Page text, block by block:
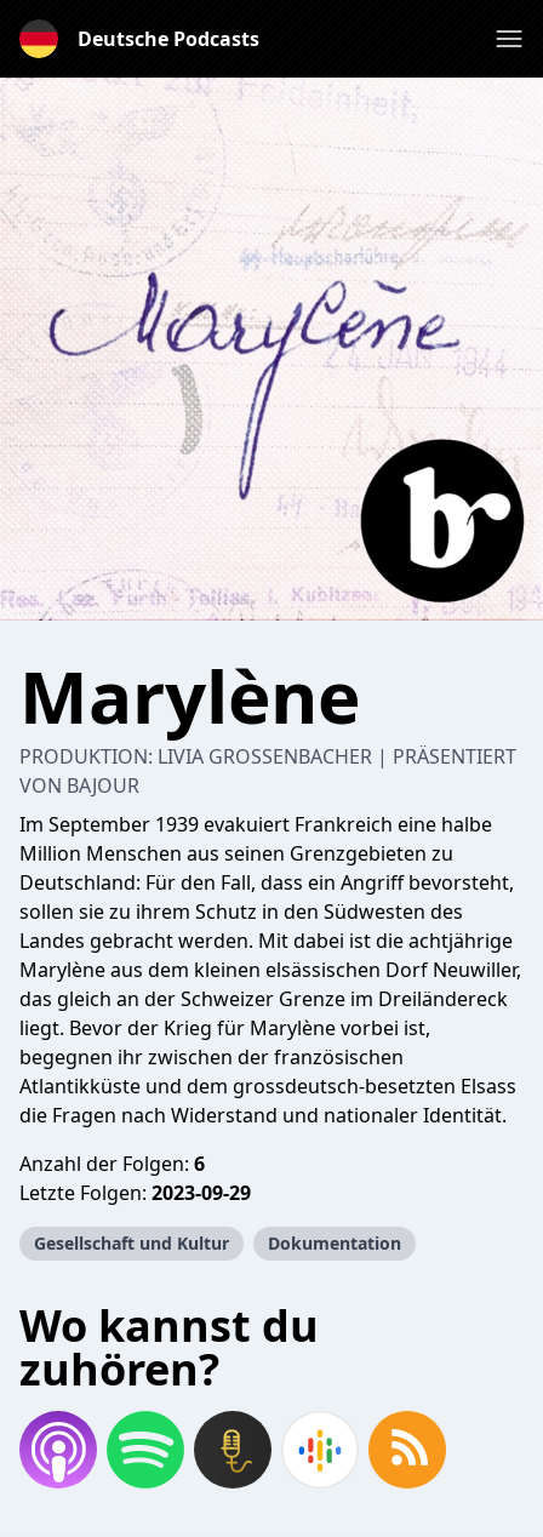
Deutsche Podcasts
Marylène
PRODUKTION: LIVIA GROSSENBACHER | PRÄSENTIERT
VON BAJOUR
Im September 1939 evakuiert Frankreich eine halbe
Million Menschen aus seinen Grenzgebieten zu
Deutschland: Für den Fall, dass ein Angriff bevorsteht,
sollen sie zu ihrem Schutz in den Südwesten des
Landes gebracht werden. Mit dabei ist die achtjährige
Marylène aus dem kleinen elsässischen Dorf Neuwiller,
das gleich an der Schweizer Grenze im Dreiländereck
liegt. Bevor der Krieg für Marylène vorbei ist,
begegnen ihr zwischen der französischen
Atlantikküste und dem grossdeutsch-besetzten Elsass
die Fragen nach Widerstand und nationaler Identität.
Anzahl der Folgen: 6
Letzte Folgen: 2023-09-29
Gesellschaft und Kultur Dokumentation
Wo kannst du
zuhören?